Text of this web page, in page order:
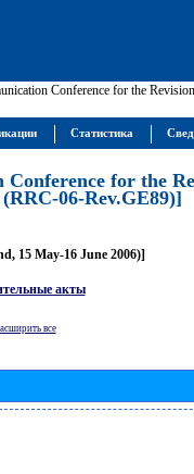
Conference for the
for the
06-Rev.GE89)]
15 May-16 June 2006)]
акты
все
Статистика